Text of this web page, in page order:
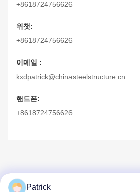
+8618724756626
위챗:
+8618724756626
이메일 :
kxdpatrick@chinasteelstructure.cn
핸드폰:
+8618724756626
Patrick